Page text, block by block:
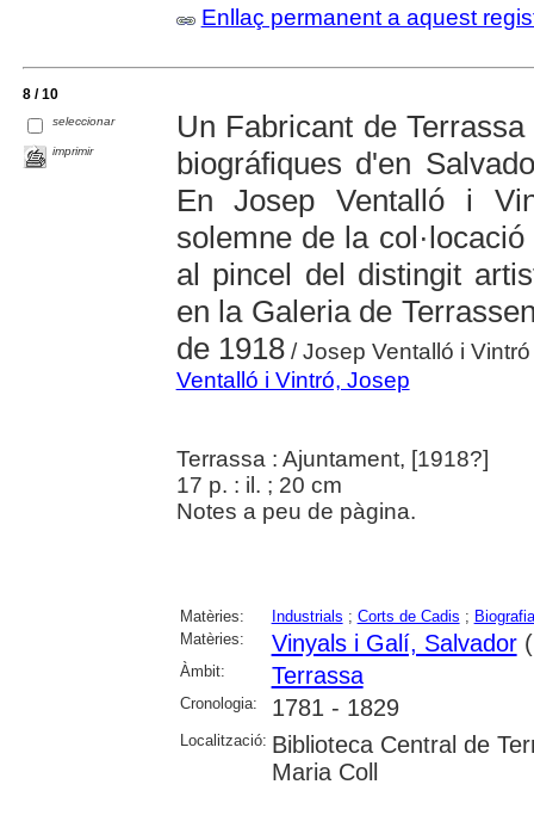
Enllaç permanent a aquest
8 / 10
seleccionar
imprimir
Un Fabricant de
biográfiques d'en
En Josep Ventalló i
solemne de la
al pincel del distingit
en la Galeria de
de 1918/ Josep Ventalló i Vintró
Ventalló i Vintró, Josep
Terrassa : Ajuntament, [1918?]
17 p. : il. ; 20 cm
Notes a peu de pàgina.
Matèries: Industrials ; Corts de Cadis ; Biografia
Matèries:
Vinyals i Galí, Salvador
Àmbit: Terrassa
Cronologia: 1781 - 1829
Localització: Biblioteca Central de
Maria Coll